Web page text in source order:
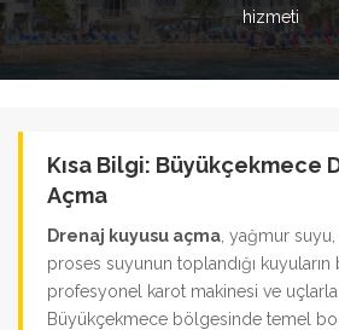
hizmeti
Kısa Bilgi: Büyükçekmece
Açma
Drenaj kuyusu açma , yağmur suyu,
proses suyunun toplandığı
profesyonel karot makinesi ve uçlarla
Büyükçekmece bölgesinde temel